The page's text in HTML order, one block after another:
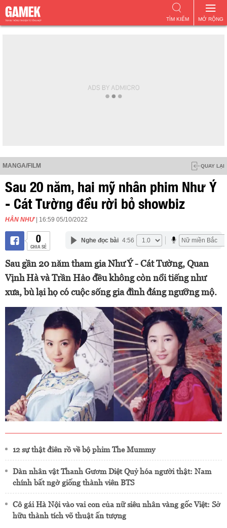
MỞ RỘNG
TÌM KIẾM
MANGA/FILM QUAY LẠI
Sau 20 năm, hai mỹ nhân phim Như Ý
- Cát Tường đều rời bỏ showbiz
HÂN NHƯ | 16:59 05/10/2022
0
CHIA SẺ
Nghe đọc bài 4:56
Sau gần 20 năm tham gia Như Ý - Cát Tường, Quan
Vịnh Hà và Trần Hảo đều không còn nổi tiếng như
xưa, bù lại họ có cuộc sống gia đình đáng ngưỡng mộ.
12 sự thật điên rồ về bộ phim The Mummy
Dàn nhân vật Thanh Gươm Diệt Quỷ hóa người thật: Nam
chính bất ngờ giống thành viên BTS
Cô gái Hà Nội vào vai con của nữ siêu nhân vàng gốc Việt: Sở
hữu thành tích võ thuật ấn tượng